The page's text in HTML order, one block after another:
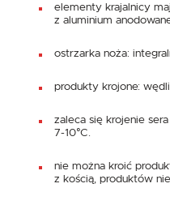
elementy krajalnicy
z aluminium
ostrzarka noża:
produkty krojone:
zaleca się krojenie
7-10°C.
nie można kroić
z kością, produktów